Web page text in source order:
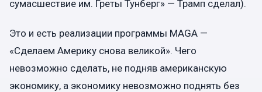
сумасшествие им. Греты Тунберг» — Трамп сделал).
Это и есть реализации программы MAGA —
«Сделаем Америку снова великой». Чего
невозможно сделать, не подняв американскую
экономику, а экономику невозможно поднять без